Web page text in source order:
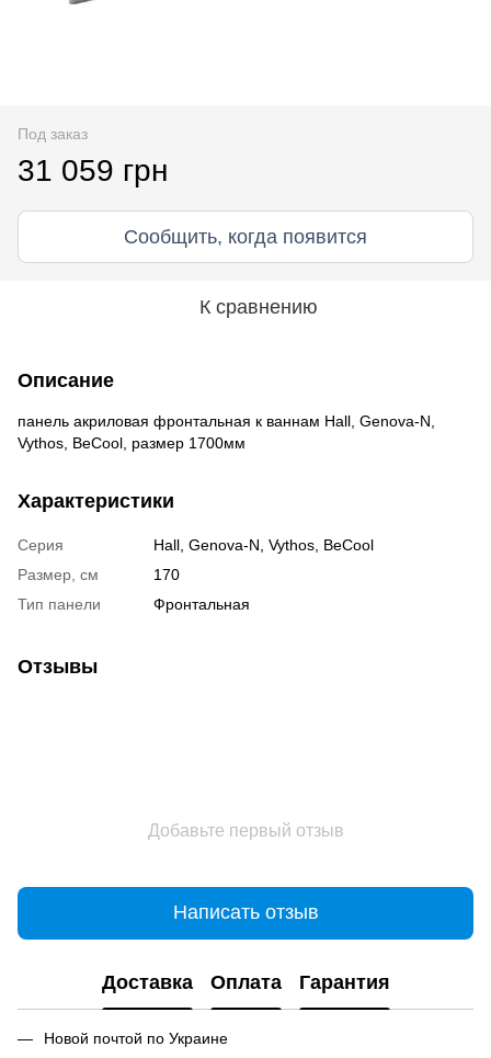
Под заказ
31 059 грн
Сообщить, когда появится
К сравнению
Описание
панель акриловая фронтальная к ваннам Hall, Genova-N,
Vythos, BeCool, размер 1700мм
Характеристики
Серия
Hall, Genova-N, Vythos, BeCool
Размер, см
170
Тип панели
Фронтальная
Отзывы
Добавьте первый отзыв
Написать отзыв
Доставка Оплата Гарантия
Новой почтой по Украине